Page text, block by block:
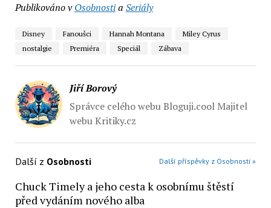
Publikováno v Osobnostia Seriály
Disney Fanoušci Hannah Montana
Miley Cyrus
nostalgie
Premiéra Speciál Zábava
Jiří Borový
Správce celého webu Bloguji.cool Majitel
webu Kritiky.cz
Další z Osobnosti Další příspěvky z Osobnosti »
Chuck Timely a jeho cesta k osobnímu štěstí
před vydáním nového alba